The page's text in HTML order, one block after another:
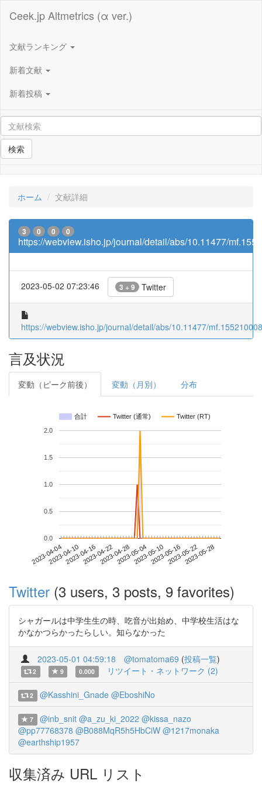
Ceek.jp Altmetrics (α ver.)
文献ランキング
新着文献
新着投稿
検索
ホーム 文献詳細
3 0 0 0
https://webview.isho.jp/journal/detail/abs/10.11477/
2023-05-02 07:23:46 3 + 9 Twitter
https://webview.isho.jp/journal/detail/abs/10.11477/
言及状況
変動（ピーク前後） 変動（月別） 分布
合計 Twitter (通常) Twitter (RT)
2023-04-042023-04-102023-04-162023-04-222023-04-282023-05-042023-05-102023-05-162023-05-222023-05-28
0.0
0.5
1.0
1.5
2.0
Twitter (3 users, 3 posts, 9 favorites)
シャガールは中学生生の時、吃音が出始め、中学校生活はな
かなかつらかったらしい。知らなかった
2023-05-01 04:59:18 @tomatoma69 (投稿一覧)
2 9 0.000 リツイート・ネットワーク (2)
2 @Kasshini_Gnade @EboshiNo
7 @inb_snit @a_zu_ki_2022 @kissa_nazo
@pp77768378 @B088MqR5h5HbCiW @1217monaka
@earthship1957
収集済み URL リスト